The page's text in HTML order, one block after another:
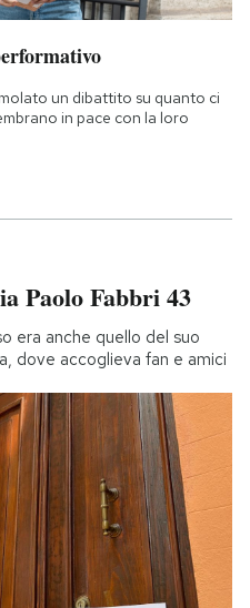
un dibattito su quanto ci
in pace con la loro
Paolo Fabbri 43
era anche quello del suo
dove accoglieva fan e amici